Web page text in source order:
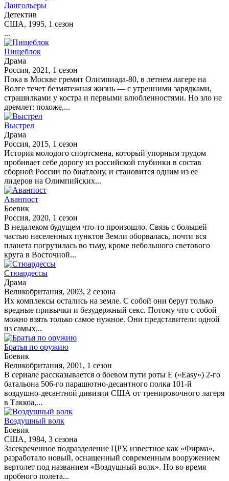
Лангольеры
Детектив
США, 1995, 1 сезон
...
Пищеблок
Драма
Россия, 2021, 1 сезон
Пока в Москве гремит Олимпиада-80, в летнем лагере на
Волге течет безмятежная жизнь — с утренними зарядками,
страшилками у костра и первыми влюбленностями. Но зло не
дремлет: похоже,...
Выстрел
Драма
Россия, 2015, 1 сезон
История молодого спортсмена, который упорным трудом
пробивает себе дорогу из российской глубинки в состав
сборной России по биатлону, и становится одним из ее
лидеров на Олимпийских...
Аванпост
Боевик
Россия, 2020, 1 сезон
В недалеком будущем что-то произошло. Связь с большей
частью населенных пунктов Земли оборвалась, почти вся
планета погрузилась во тьму, кроме небольшого светового
круга в Восточной...
Стюардессы
Драма
Великобритания, 2003, 2 сезона
Их комплексы остались на земле. С собой они берут только
вредные привычки и безудержный секс. Потому что с собой
можно взять только самое нужное. Они представители одной
из самых...
Братья по оружию
Боевик
Великобритания, 2001, 1 сезон
В сериале рассказывается о боевом пути роты E («Easy») 2-го
батальона 506-го парашютно-десантного полка 101-й
воздушно-десантной дивизии США от тренировочного лагеря
в Таккоа,...
Воздушный волк
Боевик
США, 1984, 3 сезона
Засекреченное подразделение ЦРУ, известное как «Фирма»,
разработало новый, оснащенный современным вооружением
вертолет под названием «Воздушный волк». Но во время
пробного полета...